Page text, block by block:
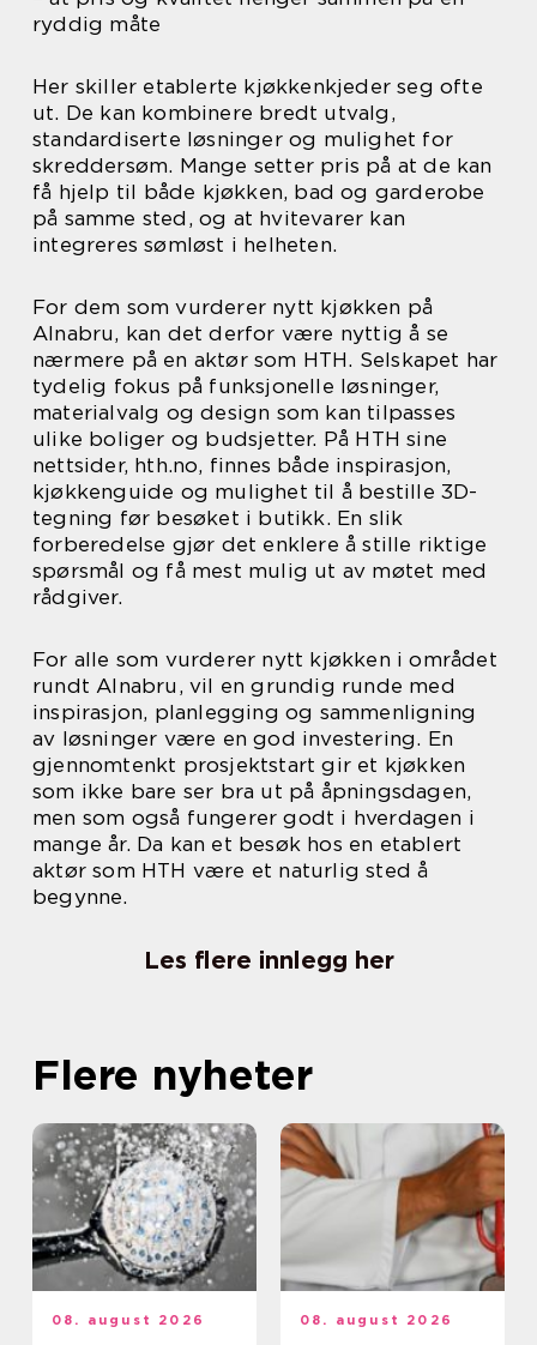
ryddig måte
Her skiller etablerte kjøkkenkjeder seg ofte
ut. De kan kombinere bredt utvalg,
standardiserte løsninger og mulighet for
skreddersøm. Mange setter pris på at de kan
få hjelp til både kjøkken, bad og garderobe
på samme sted, og at hvitevarer kan
integreres sømløst i helheten.
For dem som vurderer nytt kjøkken på
Alnabru, kan det derfor være nyttig å se
nærmere på en aktør som HTH. Selskapet har
tydelig fokus på funksjonelle løsninger,
materialvalg og design som kan tilpasses
ulike boliger og budsjetter. På HTH sine
nettsider, hth.no, finnes både inspirasjon,
kjøkkenguide og mulighet til å bestille 3D-
tegning før besøket i butikk. En slik
forberedelse gjør det enklere å stille riktige
spørsmål og få mest mulig ut av møtet med
rådgiver.
For alle som vurderer nytt kjøkken i området
rundt Alnabru, vil en grundig runde med
inspirasjon, planlegging og sammenligning
av løsninger være en god investering. En
gjennomtenkt prosjektstart gir et kjøkken
som ikke bare ser bra ut på åpningsdagen,
men som også fungerer godt i hverdagen i
mange år. Da kan et besøk hos en etablert
aktør som HTH være et naturlig sted å
begynne.
Les flere innlegg her
Flere nyheter
08. august 2026 08. august 2026